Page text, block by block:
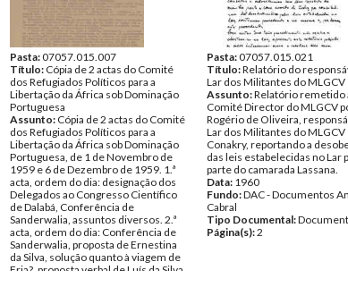
Pasta:07057.015.007
Título: Cópia de 2 actas do Comité
dos Refugiados Políticos para a
Libertação da África sob Dominação
Portuguesa
Assunto: Cópia de 2 actas do Comité
dos Refugiados Políticos para a
Libertação da África sob Dominação
Portuguesa, de 1 de Novembro de
1959 e 6 de Dezembro de 1959. 1.ª
acta, ordem do dia: designação dos
Delegados ao Congresso Científico
de Dalabá, Conferência de
Sanderwalia, assuntos diversos. 2.ª
acta, ordem do dia: Conferência de
Sanderwalia, proposta de Ernestina
da Silva, solução quanto à viagem de
Fria?, proposta verbal de Luís da Silva.
Pasta:07057.015.021
Título:Relatório do
Lar dos Militantes do MLGCV
Assunto:Relatório remetido
Comité Director do MLGCV
Rogério de Oliveira,
Lar dos Militantes do MLGCV
Conakry, reportando a
das leis estabelecidas no Lar
parte do camarada Lassana.
Data: 1960
Fundo:DAC - Documentos
Cabral
Tipo Documental:
Página(s):2